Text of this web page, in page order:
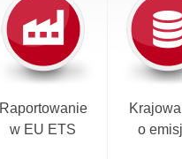
Raportowanie
w EU ETS
o